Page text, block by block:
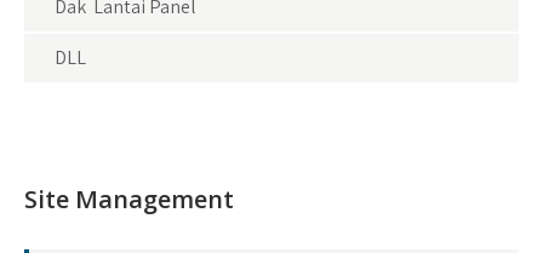
Dak Lantai Panel
DLL
Site Management